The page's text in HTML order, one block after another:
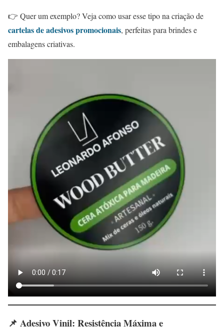
👉 Quer um exemplo? Veja como usar esse tipo na criação de
cartelas de adesivos promocionais, perfeitas para brindes e
embalagens criativas.
📌 Adesivo Vinil: Resistência Máxima e